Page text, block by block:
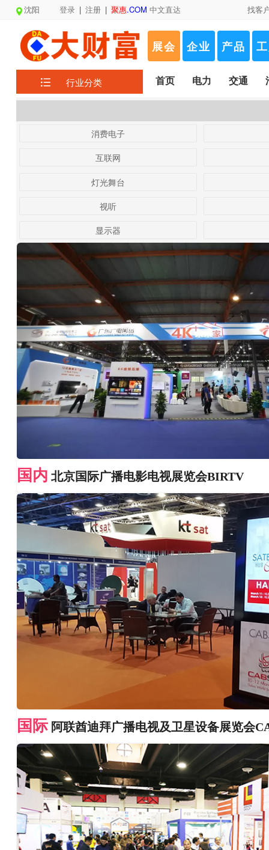
沈阳 登录 | 注册 | 聚惠.COM 中文直达 找客
展会 企业 产品
行业分类 首页 电力 交通
消费电子
互联网
灯光舞台
视听
显示器
国内 北京国际广播电影电视展览会BIRTV
国际 阿联酋迪拜广播电视及卫星设备展览会